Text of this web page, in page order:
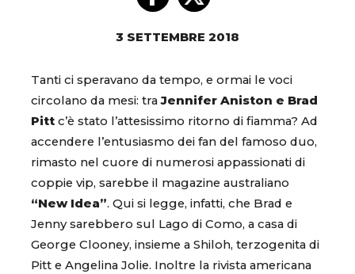
3 SETTEMBRE 2018
Tanti ci speravano da tempo, e ormai le voci
circolano da mesi: traJennifer Aniston e Brad
Pitt c’è stato l’attesissimo ritorno di fiamma? Ad
accendere l’entusiasmo dei fan del famoso duo,
rimasto nel cuore di numerosi appassionati di
coppie vip, sarebbe il magazine australiano
“New Idea”. Qui si legge, infatti, che Brad e
Jenny sarebbero sul Lago di Como, a casa di
George Clooney, insieme a Shiloh, terzogenita di
Pitt e Angelina Jolie. Inoltre la rivista americana